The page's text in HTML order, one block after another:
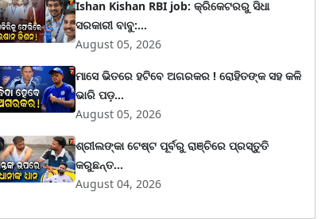
Ishan Kishan RBI job: କ୍ରିକେଟରରୁ ସିଧା
ସରକାରୀ ବାବୁ:...
August 05, 2026
ମାସେ ଭିତରେ ହଟିବେ ଅଗରକର ! ରୋହିତଙ୍କ ସହ କଳି
ଭାରି ପଡ଼...
August 05, 2026
ଶ୍ରୀଲଙ୍କା ଟେଷ୍ଟ ପୂର୍ବରୁ ରାଞ୍ଚିରେ ପ୍ରସ୍ତୁତି
କରୁଛନ୍ତ...
August 04, 2026